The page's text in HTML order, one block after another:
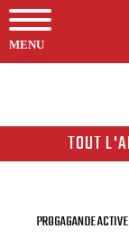
MENU
TOUT
PROGAGANDE ACTIVE